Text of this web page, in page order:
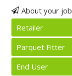
About your job
Retailer
Parquet Fitter
End User